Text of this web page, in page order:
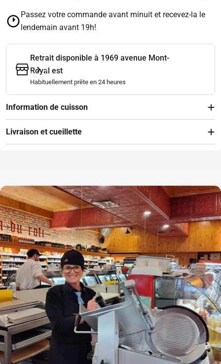
Passez votre commande avant minuit et recevez-la le
lendemain avant 19h!
Retrait disponible à 1969 avenue Mont-
Royal est
Habituellement prête en 24 heures
Information de cuisson
Livraison et cueillette